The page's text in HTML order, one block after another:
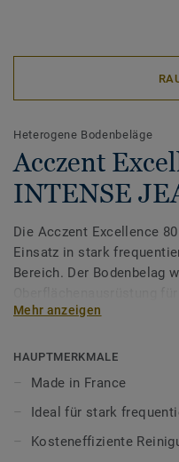
Heterogene Bodenbeläge
Acczent
INTENSE
Die Acczent Excellence
Einsatz in stark
Bereich. Der Bodenbelag
und kosteneffiziente
Heterogene Bodenbeläge
Mehr anzeigen
HAUPTMERKMALE
Made in France
Ideal für stark
Kosteneffiziente